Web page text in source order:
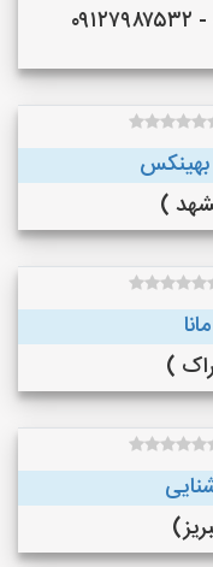
۰۲۱۳۳۱۱۶۶۷۵ - ۰۲۱۴۰۳۳۰۷۲۷ - ۰۹۱۲۷۹۸۷۵۳۲
بهینکس